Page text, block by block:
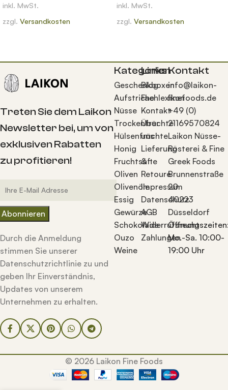
inkl. MwSt.
zzgl. Versandkosten
inkl. MwSt.
zzgl. Versandkosten
Treten Sie dem Laikon
Newsletter bei, um von
exklusiven Rabatten
zu profitieren!
Durch die Anmeldung
stimmen Sie unserer
Datenschutzrichtlinie zu und
geben Ihr Einverständnis,
Updates von unserem
Unternehmen zu erhalten.
Kategorien
Geschenkboxen
Aufstriche
Nüsse
Trockenfrüchte
Hülsenfrüchte
Honig
Fruchtsäfte
Oliven
Olivenöle
Essig
Gewürze
Schokolade
Ouzo
Weine
Links
Blog
Fachlexikon
Kontakt
Über
uns
Lieferung
&
Retoure
Impressum
Datenschutz
AGB
Widerrufsrecht
Zahlungen
Kontakt
info@laikon-
finefoods.de
+49 (0)
21169570824
Laikon Nüsse-
Rösterei & Fine
Greek Foods
Brunnenstraße
20
40223
Düsseldorf
Mo.-Sa. 10:00-
19:00 Uhr
© 2026 Laikon Fine Foods